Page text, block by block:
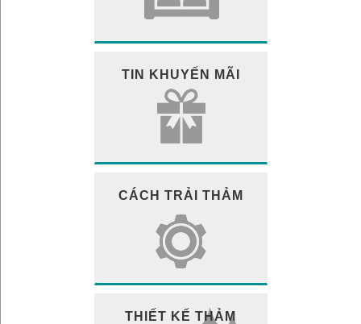
TIN KHUYẾN MÃI
CÁCH TRẢI THẢM
THIẾT KẾ THẢM